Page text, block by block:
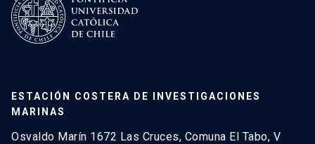
ESTACIÓN COSTERA DE INVESTIGACIONES
MARINAS
Osvaldo Marín 1672 Las Cruces, Comuna El Tabo, V